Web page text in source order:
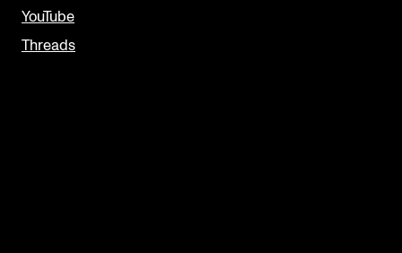
YouTube
Threads